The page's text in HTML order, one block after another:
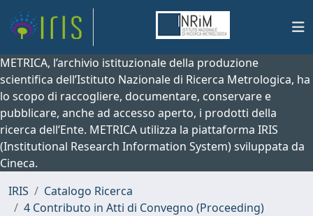
METRICA, l’archivio istituzionale della produzione
scientifica dell’Istituto Nazionale di Ricerca Metrologica, ha
lo scopo di raccogliere, documentare, conservare e
pubblicare, anche ad accesso aperto, i prodotti della
ricerca dell’Ente. METRICA utilizza la piattaforma IRIS
(Institutional Research Information System) sviluppata da
Cineca.
IRIS
Catalogo Ricerca
4 Contributo in Atti di Convegno (Proceeding)